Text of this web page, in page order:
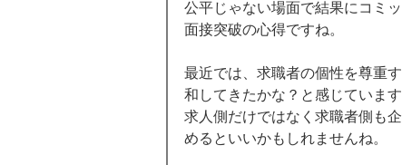
公平じゃない場面で結果にコミ
面接突破の心得ですね。
最近では、求職者の個性を尊重
和してきたかな？と感じています
求人側だけではなく求職者側も
めるといいかもしれませんね。